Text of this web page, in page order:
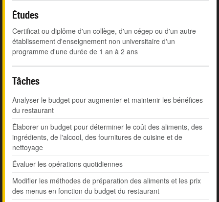
Études
Certificat ou diplôme d'un collège, d'un cégep ou d'un autre
établissement d'enseignement non universitaire d'un
programme d'une durée de 1 an à 2 ans
Tâches
Analyser le budget pour augmenter et maintenir les bénéfices
du restaurant
Élaborer un budget pour déterminer le coût des aliments, des
ingrédients, de l'alcool, des fournitures de cuisine et de
nettoyage
Évaluer les opérations quotidiennes
Modifier les méthodes de préparation des aliments et les prix
des menus en fonction du budget du restaurant